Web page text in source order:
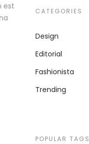
est
CATEGORIES
Design
Editorial
Fashionista
Trending
POPULAR TAGS